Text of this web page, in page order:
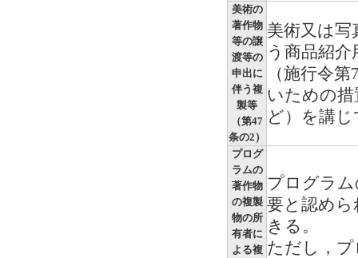
美術の
著作物
等の譲
渡等の
申出に
伴う複
製等
（第47
条の2）
美術又は
う商品紹
（施行令
いための
ど）を講
プログ
ラムの
著作物
の複製
物の所
有者に
よる複
プログラ
要と認め
きる。
ただし，